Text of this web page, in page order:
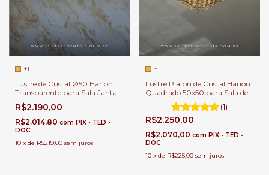
+1
Lustre de Cristal Ø50 Harion
Transparente para Sala Jantar |
Sala de Estar | Hall de Entrada |
Quartos
R$2.190,00
R$2.014,80 com PIX • TED •
DOC
10 x de R$219,00 sem juros
+1
Lustre Plafon de Cristal Harion
Quadrado 50x50 para Sala de
Jantar | Sala de Estar | Quartos
| Hall de Entrada
(1)
R$2.250,00
R$2.070,00 com PIX • TED •
DOC
10 x de R$225,00 sem juros